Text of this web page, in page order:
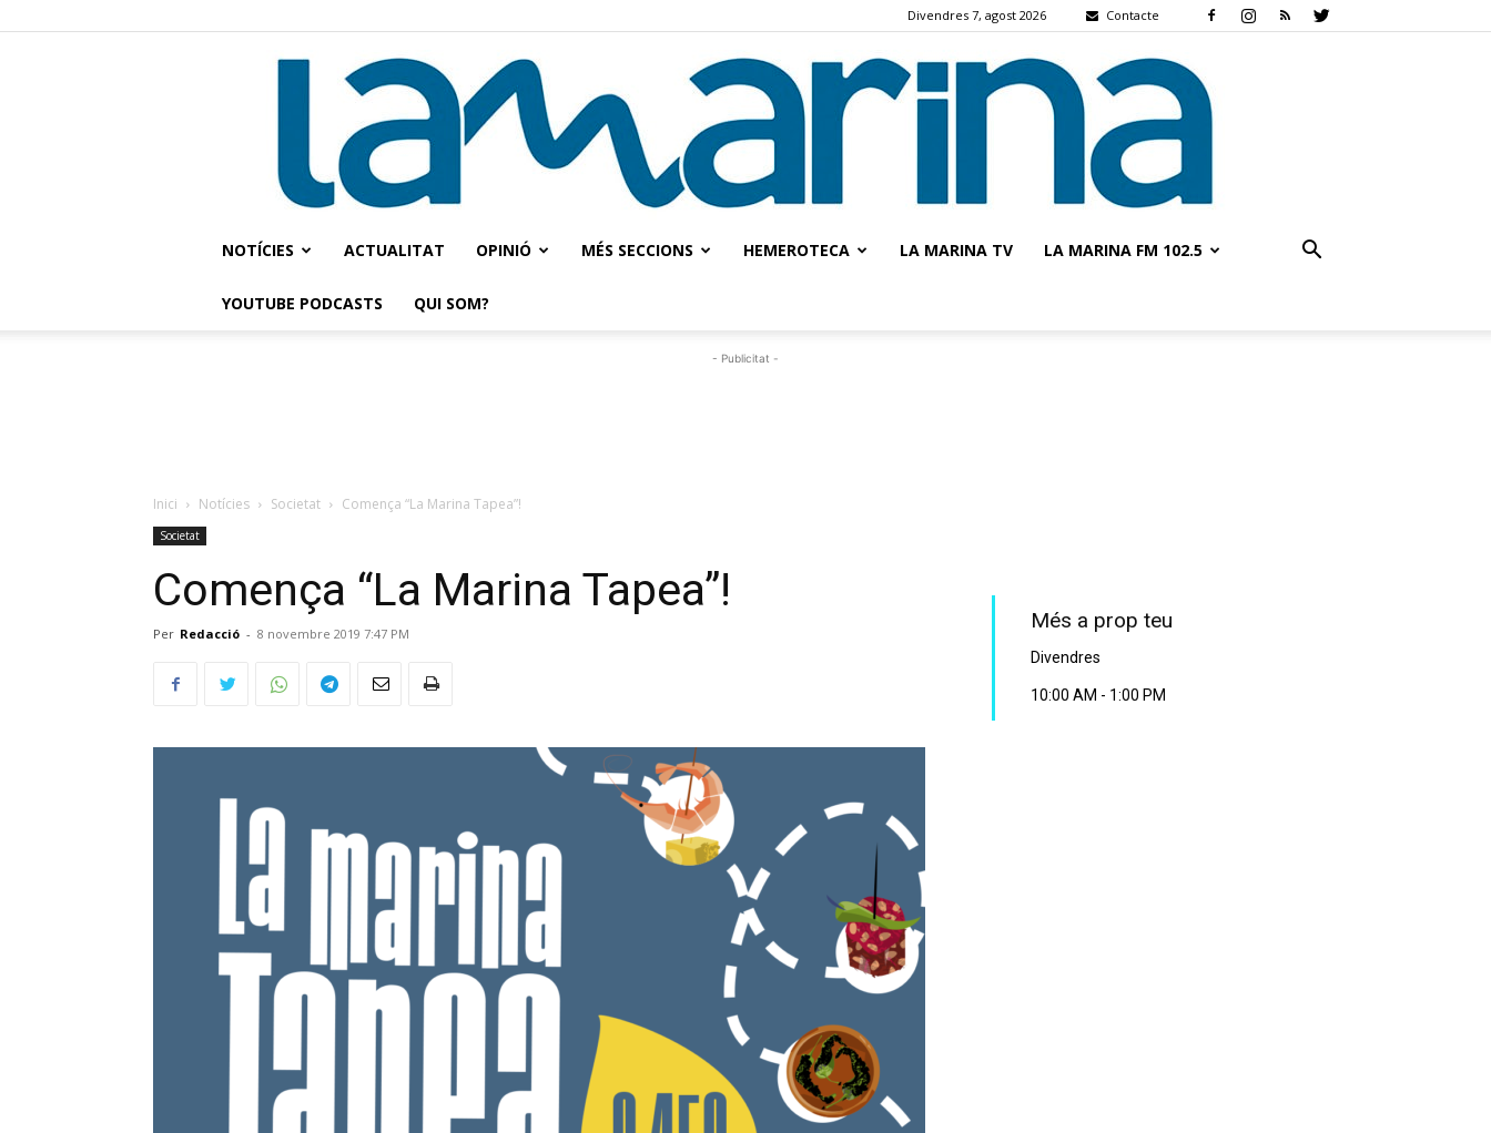
Divendres 7, agost 2026 Contacte
NOTÍCIES ACTUALITAT OPINIÓ MÉS SECCIONS HEMEROTECA LA MARINA TV LA MARINA FM 102.5
YOUTUBE PODCASTS QUI SOM?
- Publicitat -
Inici Notícies Societat Comença “La Marina Tapea”!
Societat
Comença “La Marina Tapea”!
Per Redacció - 8 novembre 2019 7:47 PM
Més a prop teu
Divendres
10:00 AM - 1:00 PM